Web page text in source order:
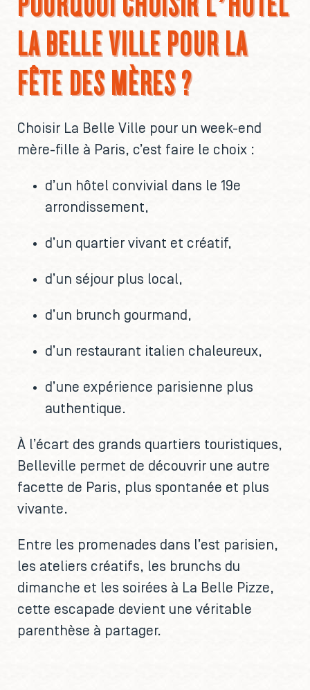
LA BELLE VILLE POUR LA
FÊTE DES MÈRES ?
Choisir La Belle Ville pour un week-end
mère-fille à Paris, c’est faire le choix :
d’un hôtel convivial dans le 19e
arrondissement,
d’un quartier vivant et créatif,
d’un séjour plus local,
d’un brunch gourmand,
d’un restaurant italien chaleureux,
d’une expérience parisienne plus
authentique.
À l’écart des grands quartiers touristiques,
Belleville permet de découvrir une autre
facette de Paris, plus spontanée et plus
vivante.
Entre les promenades dans l’est parisien,
les ateliers créatifs, les brunchs du
dimanche et les soirées à La Belle Pizze,
cette escapade devient une véritable
parenthèse à partager.